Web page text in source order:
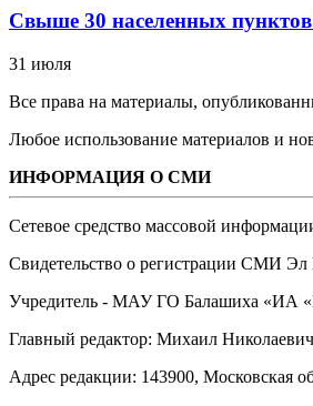
Свыше 30 населенных
31 июля
Все права на материалы,
Любое использование материалов и
ИНФОРМАЦИЯ О СМИ
Сетевое средство массовой
Свидетельство о регистрации СМИ
Учредитель - МАУ ГО Балашиха «ИА
Главный редактор: Михаил
Адрес редакции: 143900, Московская